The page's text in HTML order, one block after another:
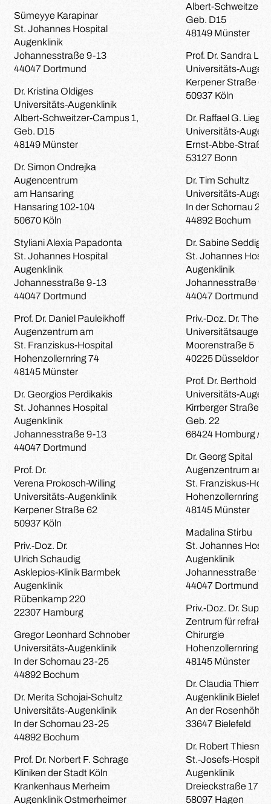
Sümeyye Karapinar
St. Johannes Hospital
Augenklinik
Johannesstraße 9-13
44047 Dortmund
Dr. Kristina Oldiges
Universitäts-Augenklinik
Albert-Schweitzer-Campus 1,
Geb. D15
48149 Münster
Dr. Simon Ondrejka
Augencentrum
am Hansaring
Hansaring 102-104
50670 Köln
Styliani Alexia Papadonta
St. Johannes Hospital
Augenklinik
Johannesstraße 9-13
44047 Dortmund
Prof. Dr. Daniel Pauleikhoff
Augenzentrum am
St. Franziskus-Hospital
Hohenzollernring 74
48145 Münster
Dr. Georgios Perdikakis
St. Johannes Hospital
Augenklinik
Johannesstraße 9-13
44047 Dortmund
Prof. Dr.
Verena Prokosch-Willing
Universitäts-Augenklinik
Kerpener Straße 62
50937 Köln
Priv.-Doz. Dr.
Ulrich Schaudig
Asklepios-Klinik Barmbek
Augenklinik
Rübenkamp 220
22307 Hamburg
Gregor Leonhard Schnober
Universitäts-Augenklinik
In der Schornau 23-25
44892 Bochum
Dr. Merita Schojai-Schultz
Universitäts-Augenklinik
In der Schornau 23-25
44892 Bochum
Prof. Dr. Norbert F. Schrage
Kliniken der Stadt Köln
Krankenhaus Merheim
Augenklinik Ostmerheimer
Albert-Schweitzer-
Geb. D15
48149 Münster
Prof. Dr. Sandra
Universitäts-
Kerpener Straße 62
50937 Köln
Dr. Raffael G. Liegl
Universitäts-
Ernst-Abbe-Straße
53127 Bonn
Dr. Tim Schultz
Universitäts-
In der Schornau
44892 Bochum
Dr. Sabine Seddig
St. Johannes
Augenklinik
Johannesstraße 9-
44047 Dortmund
Priv.-Doz. Dr. Theo
Moorenstraße 5
40225 Düsseldorf
Prof. Dr. Berthold
Universitäts-
Kirrberger Straße
Geb. 22
66424 Homburg /
Dr. Georg Spital
Augenzentrum am
St. Franziskus-
Hohenzollernring 74
48145 Münster
Madalina Stirbu
St. Johannes
Augenklinik
Johannesstraße 9-
44047 Dortmund
Priv.-Doz. Dr. Suphi
Zentrum für
Chirurgie
Hohenzollernring 70
48145 Münster
Dr. Claudia Thieme
Augenklinik
An der Rosenhöhe
33647 Bielefeld
Dr. Robert
St.-Josefs-Hospital
Augenklinik
Dreieckstraße 17
58097 Hagen